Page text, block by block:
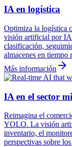
IA en logística
Optimiza la logística
visión artificial por IA
clasificación,
almacenes en tiempo
Más información
IA en el sector
Reimagina el
YOLO. La visión
inventario, el
perspectivas sobre